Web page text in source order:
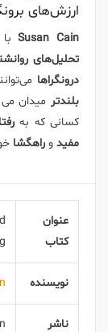
ارزش‌های
Susan Cainبا
تحلیل‌های
درونگراها
بلندترمیدان می
کسانی که به
مفید و راهگشا
عنوان
کتاب
نویسنده
ناشر